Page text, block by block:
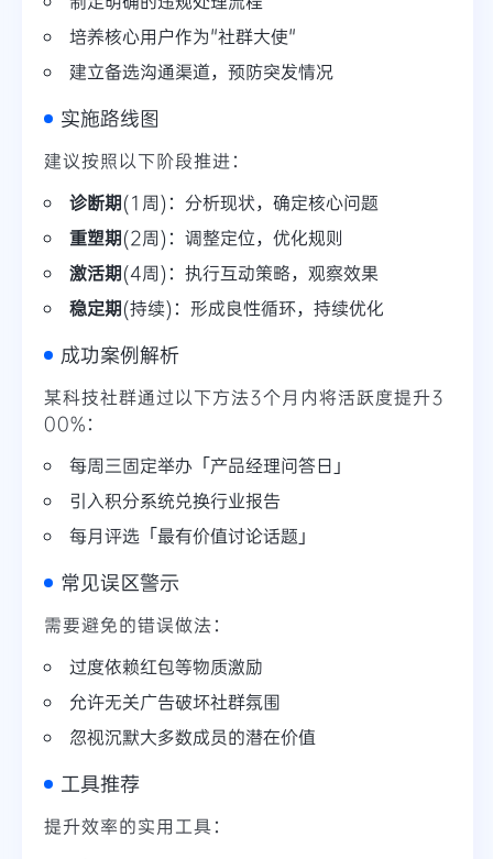
培养核心用户作为"社群大使"
建立备选沟通渠道，预防突发情况
实施路线图
建议按照以下阶段推进：
诊断期(1周)：分析现状，确定核心问题
重塑期(2周)：调整定位，优化规则
激活期(4周)：执行互动策略，观察效果
稳定期(持续)：形成良性循环，持续优化
成功案例解析
某科技社群通过以下方法3个月内将活跃度提升3
00%：
每周三固定举办「产品经理问答日」
引入积分系统兑换行业报告
每月评选「最有价值讨论话题」
常见误区警示
需要避免的错误做法：
过度依赖红包等物质激励
允许无关广告破坏社群氛围
忽视沉默大多数成员的潜在价值
工具推荐
提升效率的实用工具：